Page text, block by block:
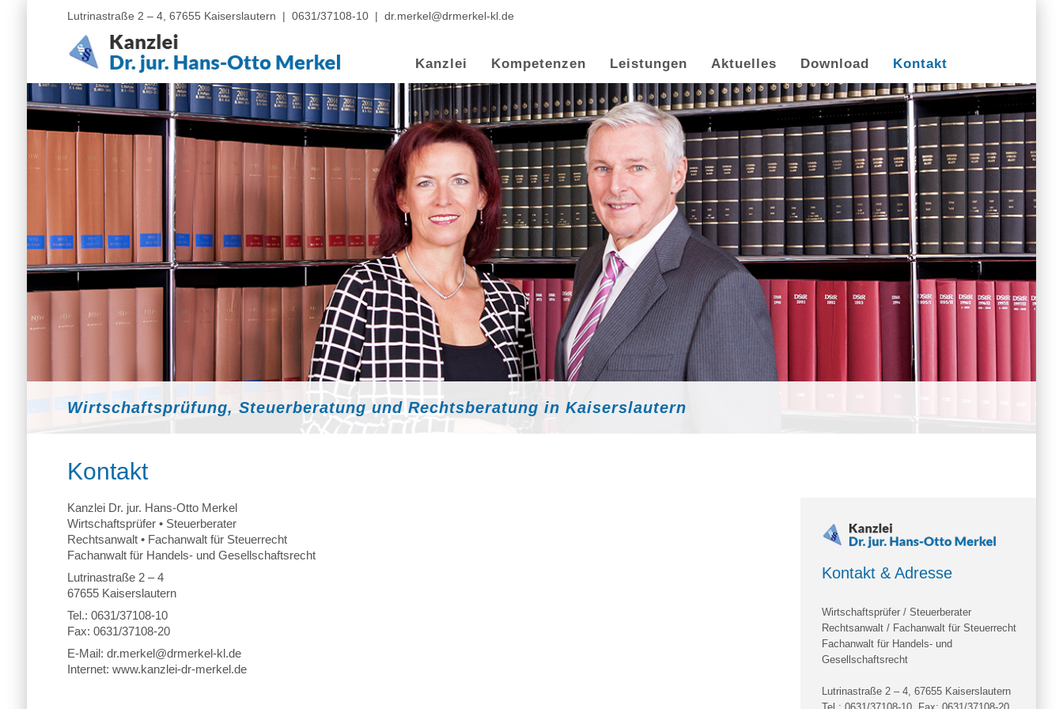
Lutrinastraße 2 – 4, 67655 Kaiserslautern | 0631/37108-10| dr.merkel@drmerkel-kl.de
Kanzlei Kompetenzen Leistungen Aktuelles Download Kontakt
Wirtschaftsprüfung, Steuerberatung und Rechtsberatung in Kaiserslautern
Kontakt
Kanzlei Dr. jur. Hans-Otto Merkel
Wirtschaftsprüfer • Steuerberater
Rechtsanwalt • Fachanwalt für Steuerrecht
Fachanwalt für Handels- und Gesellschaftsrecht
Lutrinastraße 2 – 4
67655 Kaiserslautern
Tel.: 0631/37108-10
Fax: 0631/37108-20
E-Mail: dr.merkel@drmerkel-kl.de
Internet: www.kanzlei-dr-merkel.de
Kontakt & Adresse
Wirtschaftsprüfer / Steuerberater
Rechtsanwalt / Fachanwalt für Steuerrecht
Fachanwalt für Handels- und
Gesellschaftsrecht
Lutrinastraße 2 – 4, 67655 Kaiserslautern